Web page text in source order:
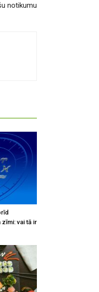
notikumu
vai tā ir